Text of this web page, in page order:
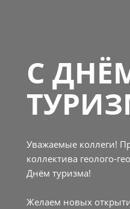
С
Уважаемые коллеги!
коллектива геолого-
Днём туризма!
Желаем новых